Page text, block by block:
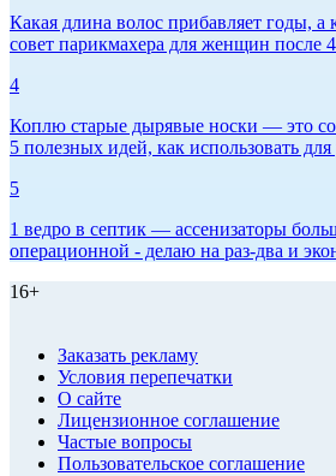
Какая длина волос прибавляет годы, а
совет парикмахера для женщин после
4
Коплю старые дырявые носки — это
5 полезных идей, как использовать
5
1 ведро в септик — ассенизаторы
операционной - делаю на раз-два и
16+
Заказать рекламу
Условия перепечатки
О сайте
Лицензионное соглашение
Частые вопросы
Пользовательское соглашение